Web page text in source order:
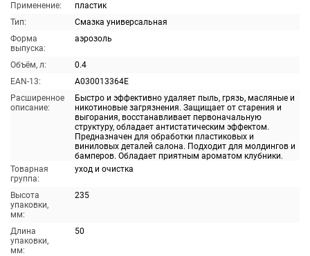
Применение:
пластик
Тип:
Смазка универсальная
Форма
выпуска:
аэрозоль
Объём, л:
0.4
EAN-13:
A030013364E
Расширенное
описание:
Быстро и эффективно удаляет пыль, грязь, масляные и
никотиновые загрязнения. Защищает от старения и
выгорания, восстанавливает первоначальную
структуру, обладает антистатическим эффектом.
Предназначен для обработки пластиковых и
виниловых деталей салона. Подходит для молдингов и
бамперов. Обладает приятным ароматом клубники.
Товарная
группа:
уход и очистка
Высота
упаковки,
мм:
235
Длина
упаковки,
мм:
50